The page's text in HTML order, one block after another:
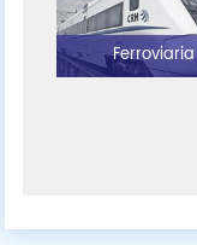
Ferroviaria